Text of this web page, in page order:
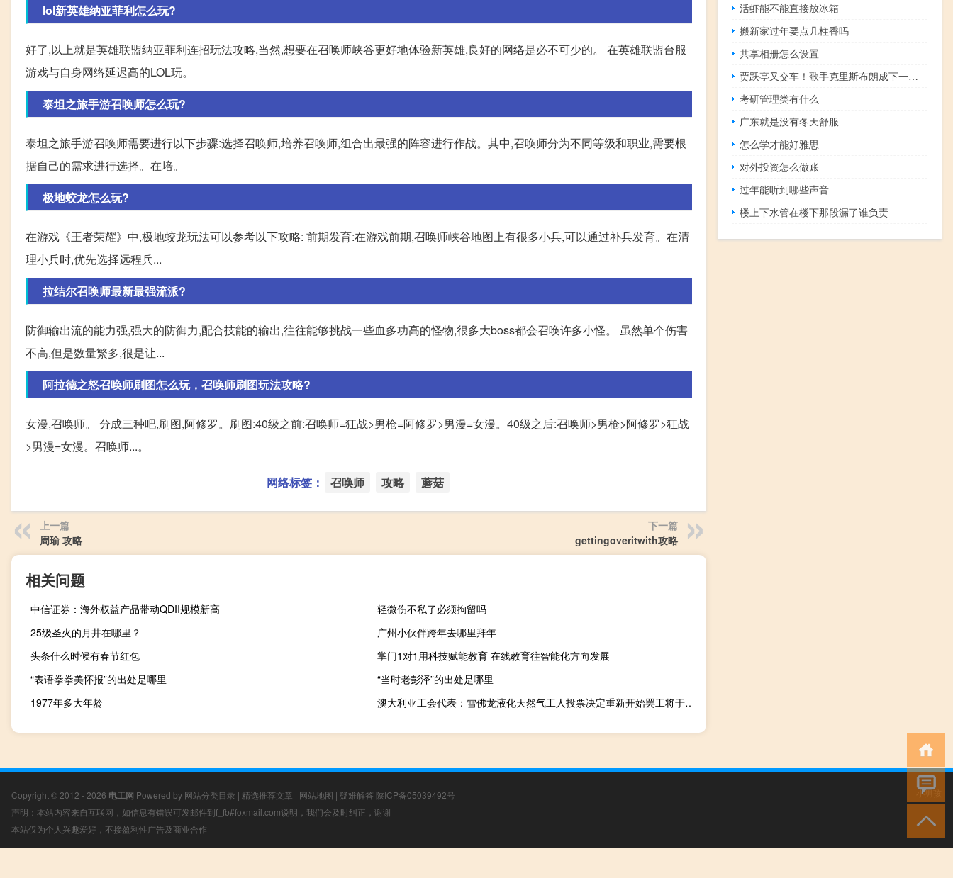
lol新英雄纳亚菲利怎么玩?
好了,以上就是英雄联盟纳亚菲利连招玩法攻略,当然,想要在召唤师峡谷更好地体验新英雄,良好的网络是必不可少的。 在英雄联盟台服
游戏与自身网络延迟高的LOL玩。
泰坦之旅手游召唤师怎么玩?
泰坦之旅手游召唤师需要进行以下步骤:选择召唤师,培养召唤师,组合出最强的阵容进行作战。其中,召唤师分为不同等级和职业,需要根
据自己的需求进行选择。在培。
极地蛟龙怎么玩?
在游戏《王者荣耀》中,极地蛟龙玩法可以参考以下攻略: 前期发育:在游戏前期,召唤师峡谷地图上有很多小兵,可以通过补兵发育。在清
理小兵时,优先选择远程兵...
拉结尔召唤师最新最强流派?
防御输出流的能力强,强大的防御力,配合技能的输出,往往能够挑战一些血多功高的怪物,很多大boss都会召唤许多小怪。 虽然单个伤害
不高,但是数量繁多,很是让...
阿拉德之怒召唤师刷图怎么玩，召唤师刷图玩法攻略?
女漫,召唤师。 分成三种吧,刷图,阿修罗。刷图:40级之前:召唤师=狂战>男枪=阿修罗>男漫=女漫。40级之后:召唤师>男枪>阿修罗>狂战
>男漫=女漫。召唤师...。
网络标签： 召唤师 攻略 蘑菇
上一篇
周瑜 攻略
下一篇
gettingoveritwith攻略
相关问题
中信证券：海外权益产品带动QDII规模新高
轻微伤不私了必须拘留吗
25级圣火的月井在哪里？
广州小伙伴跨年去哪里拜年
头条什么时候有春节红包
掌门1对1用科技赋能教育 在线教育往智能化方向发展
“表语拳拳美怀报”的出处是哪里
“当时老彭泽”的出处是哪里
1977年多大年龄
澳大利亚工会代表：雪佛龙液化天然气工人投票决定重新开始罢工将于下周一提交7天通知
活虾能不能直接放冰箱
搬新家过年要点几柱香吗
共享相册怎么设置
贾跃亭又交车！歌手克里斯布朗成下一任FF91车主
考研管理类有什么
广东就是没有冬天舒服
怎么学才能好雅思
对外投资怎么做账
过年能听到哪些声音
楼上下水管在楼下那段漏了谁负责
Copyright © 2012 - 2026 电工网 Powered by 网站分类目录 | 精选推荐文章 | 网站地图 | 疑难解答 陕ICP备05039492号
声明：本站内容来自互联网，如信息有错误可发邮件到f_fb#foxmail.com说明，我们会及时纠正，谢谢
本站仅为个人兴趣爱好，不接盈利性广告及商业合作
小男孩